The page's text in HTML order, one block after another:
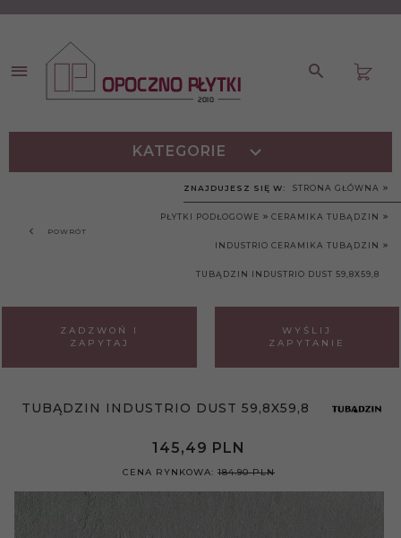
KATEGORIE
POWRÓT
ZNAJDUJESZ SIĘ W: STRONA GŁÓWNA
PŁYTKI PODŁOGOWE CERAMIKA TUBĄDZIN
INDUSTRIO CERAMIKA TUBĄDZIN
TUBĄDZIN INDUSTRIO DUST 59,8X59,8
ZADZWOŃ I
ZAPYTAJ
WYŚLIJ
ZAPYTANIE
TUBĄDZIN INDUSTRIO DUST 59,8X59,8
145,49 PLN
CENA RYNKOWA: 184.90 PLN